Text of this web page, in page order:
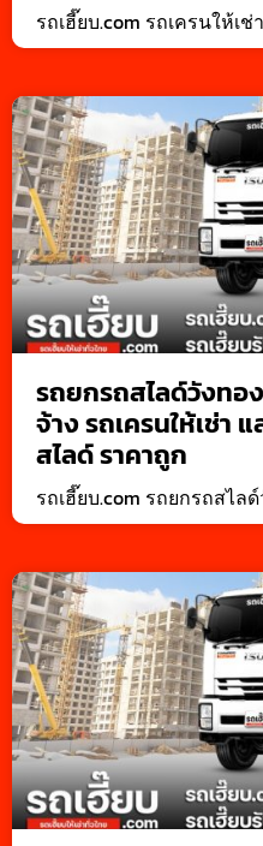
รถเฮี๊ยบ.com รถเครนให้เ
รถยกรถสไลด์วังทอ
จ้าง รถเครนให้เช่า
สไลด์ ราคาถูก
รถเฮี๊ยบ.com รถยกรถสไล